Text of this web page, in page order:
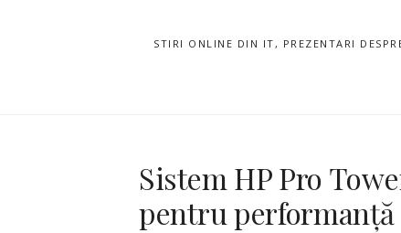
STIRI ONLINE DIN IT, PREZENTARI
Sistem HP Pro
pentru